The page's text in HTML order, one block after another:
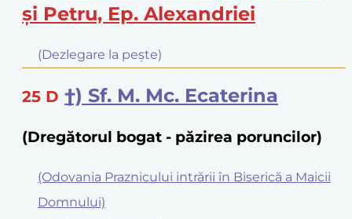
şi Petru, Ep. Alexandriei
(Dezlegare la peşte)
25 D †) Sf. M. Mc. Ecaterina
(Dregătorul bogat - păzirea poruncilor)
(Odovania Praznicului intrării în Biserică a Maicii
Domnului)